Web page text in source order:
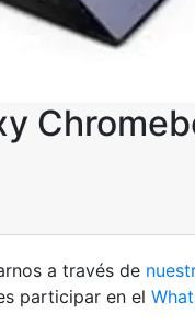
a través de
participar en el